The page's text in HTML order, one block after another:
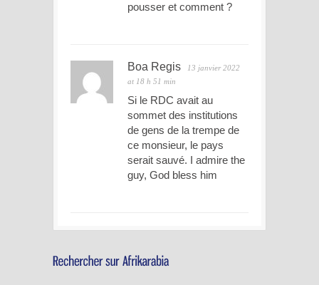
pousser et comment ?
Boa Regis
13 janvier 2022
at 18 h 51 min
Si le RDC avait au
sommet des institutions
de gens de la trempe de
ce monsieur, le pays
serait sauvé. I admire the
guy, God bless him